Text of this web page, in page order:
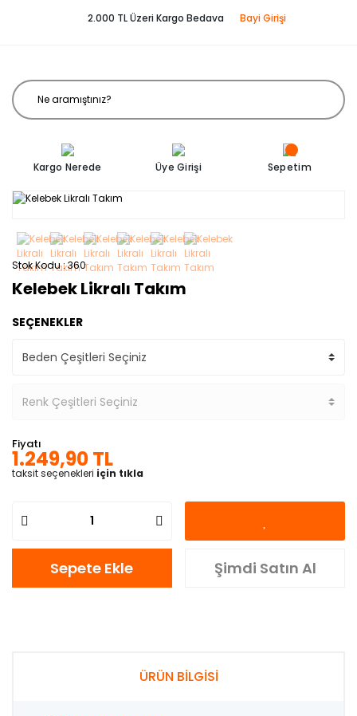
2.000 TL Üzeri Kargo Bedava Bayi Girişi
Kargo Nerede Üye Girişi Sepetim
Stok Kodu 360
Kelebek Likralı Takım
SEÇENEKLER
Fiyatı
1.249,90 TL
taksit seçenekleri için tıkla
Sepete Ekle Şimdi Satın Al
ÜRÜN BİLGİSİ